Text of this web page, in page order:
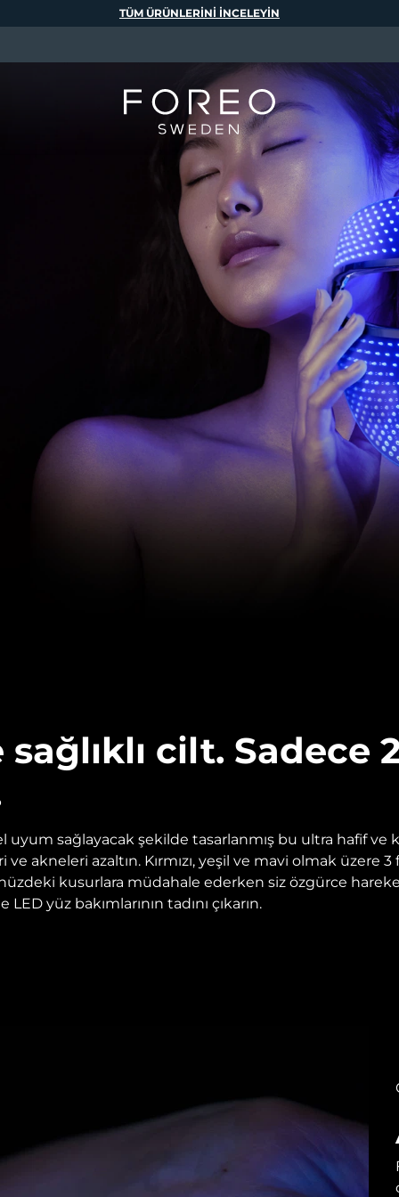
sağlıklı cilt. Sadece
sağlayacak şekilde tasarlanmış bu ultra hafif ve
akneleri azaltın. Kırmızı, yeşil ve mavi olmak üzere 3
kusurlara müdahale ederken siz özgürce
yüz bakımlarının tadını çıkarın.
TÜM ÜRÜNLERINI INCELEYIN